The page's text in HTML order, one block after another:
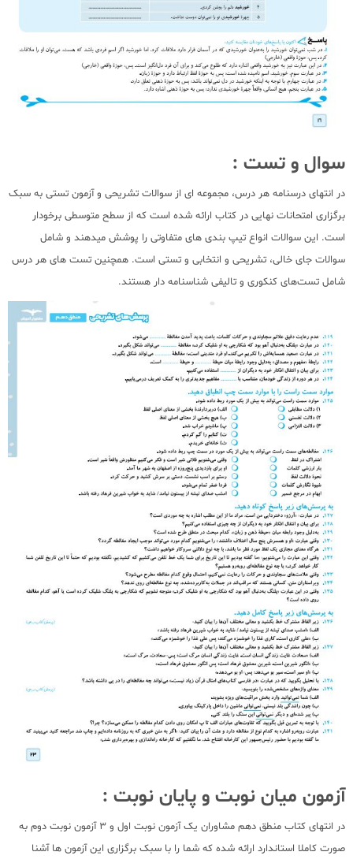
سوال و تست :
در انتهای درسنامه هر درس، مجموعه ای از سوالات تشریحی و آزمون تستی به سبک
برگزاری امتحانات نهایی در کتاب ارائه شده است که از سطح متوسطی برخودار
است. این سوالات انواع تیپ بندی های متفاوتی را پوشش میدهند و شامل
سوالات جای خالی، تشریحی و انتخابی و تستی است. همچنین تست های هر درس
شامل تست‌های کنکوری و تالیفی شناسنامه دار هستند.
آزمون میان نوبت و پایان نوبت :
در انتهای کتاب منطق دهم مشاوران یک آزمون نوبت اول و 3 آزمون نوبت دوم به
صورت کاملا استاندارد ارائه شده که شما را با سبک برگزاری این آزمون ها آشنا